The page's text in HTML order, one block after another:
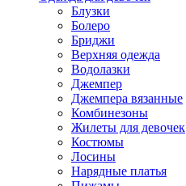
Блузки
Болеро
Бриджи
Верхняя одежда
Водолазки
Джемпер
Джемпера вязанные
Комбинезоны
Жилеты для девочек
Костюмы
Лосины
Нарядные платья